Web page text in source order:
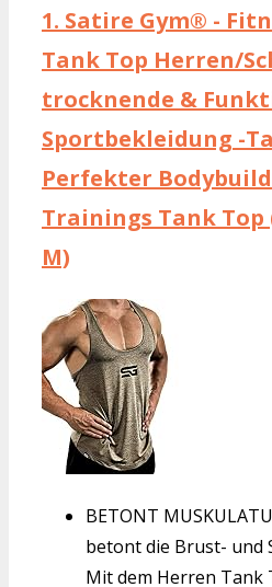
1. Satire Gym® -
Tank Top Herren/
trocknende &
Sportbekleidung -
Perfekter
Trainings Tank
M)
BETONT
betont die Brust- und
Mit dem Herren Tank